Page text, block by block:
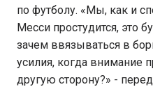
по футболу. «Мы, как и
Месси простудится, это
зачем ввязываться в
усилия, когда внимание
другую сторону?» -